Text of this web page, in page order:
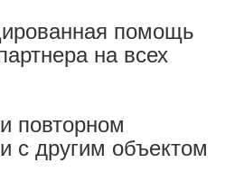
помощь
на всех
повторном
с другим объектом